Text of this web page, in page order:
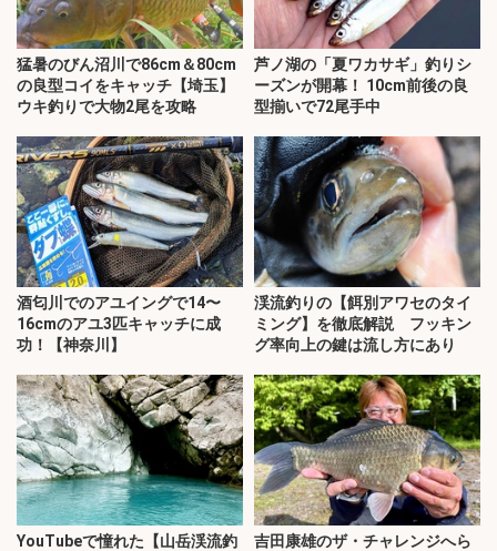
猛暑のびん沼川で86cm＆80cm
の良型コイをキャッチ【埼玉】
ウキ釣りで大物2尾を攻略
芦ノ湖の「夏ワカサギ」釣りシ
ーズンが開幕！ 10cm前後の良
型揃いで72尾手中
酒匂川でのアユイングで14〜
16cmのアユ3匹キャッチに成
功！【神奈川】
渓流釣りの【餌別アワセのタイ
ミング】を徹底解説 フッキン
グ率向上の鍵は流し方にあり
YouTubeで憧れた【山岳渓流釣
吉田康雄のザ・チャレンジへら